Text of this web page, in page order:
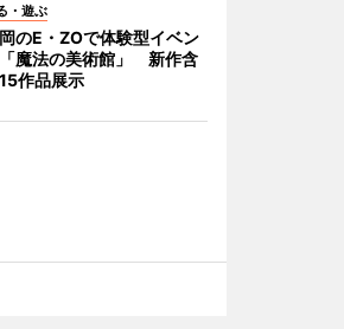
・遊ぶ
のE・ZOで体験型イベン
「魔法の美術館」 新作含
作品展示